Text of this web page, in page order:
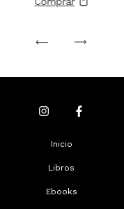
Inicio
Libros
Ebooks